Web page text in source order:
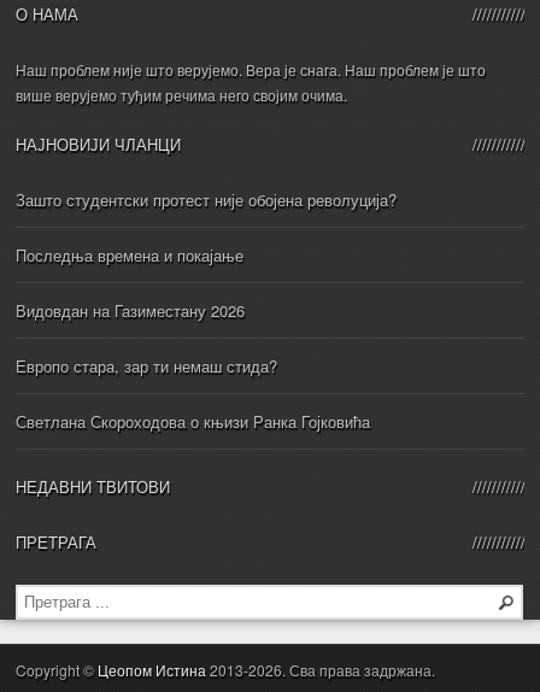
О НАМА
Наш проблем није што верујемо. Вера је снага. Наш проблем је што
више верујемо туђим речима него својим очима.
НАЈНОВИЈИ ЧЛАНЦИ
Зашто студентски протест није обојена револуција?
Последња времена и покајање
Видовдан на Газиместану 2026
Европо стара, зар ти немаш стида?
Светлана Скороходова о књизи Ранка Гојковића
НЕДАВНИ ТВИТОВИ
ПРЕТРАГА
Copyright © Цеопом Истина2013-2026. Сва права задржана.